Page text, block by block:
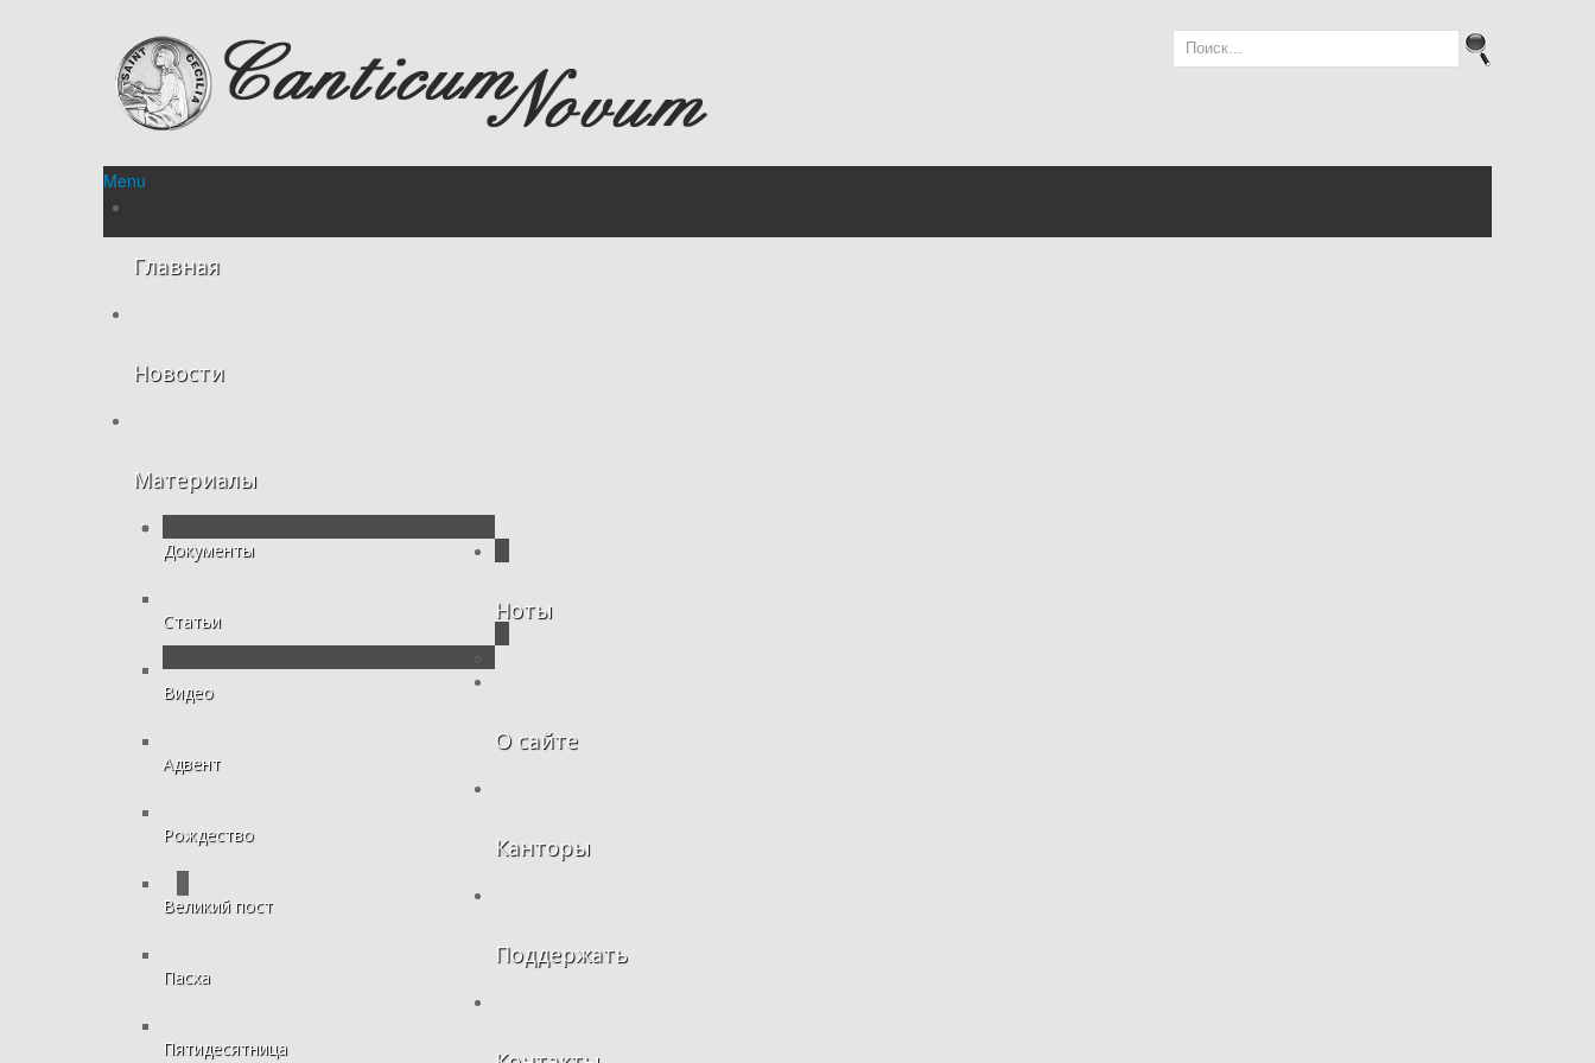
Menu
Главная
Новости
Материалы
Документы
Статьи
Видео
Ноты
Адвент
Рождество
Великий пост
Пасха
Пятидесятница
О сайте
Канторы
Поддержать